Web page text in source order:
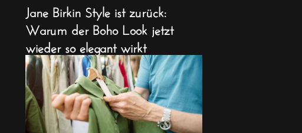
Jane Birkin Style ist zurück:
Warum der Boho Look jetzt
wieder so elegant wirkt